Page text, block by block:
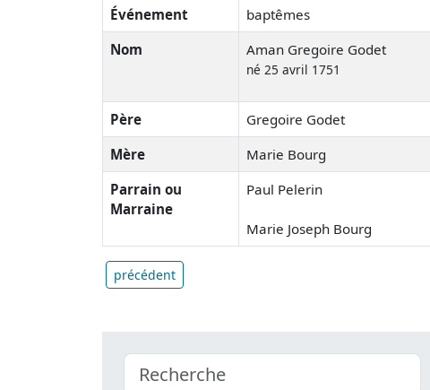
Événement
baptêmes
Nom
Aman Gregoire Godet
né 25 avril 1751
Père
Gregoire Godet
Mère
Marie Bourg
Parrain ou
Marraine
Paul Pelerin
Marie Joseph Bourg
précédent